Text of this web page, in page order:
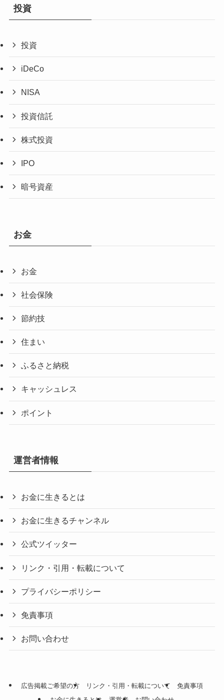
投資
投資
iDeCo
NISA
投資信託
株式投資
IPO
暗号資産
お金
お金
社会保険
節約技
住まい
ふるさと納税
キャッシュレス
ポイント
運営者情報
お金に生きるとは
お金に生きるチャンネル
公式ツイッター
リンク・引用・転載について
プライバシーポリシー
免責事項
お問い合わせ
広告掲載ご希望の方 リンク・引用・転載について
免責事項